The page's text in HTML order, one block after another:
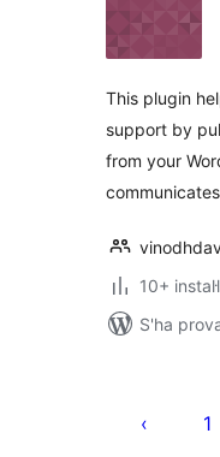
This plugin
support by
from your
10+
S'ha
1